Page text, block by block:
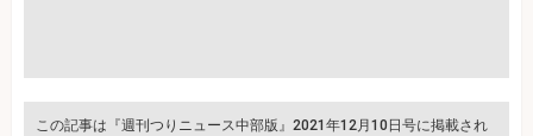
この記事は『週刊つりニュース中部版』2021年12月10日号に掲載され